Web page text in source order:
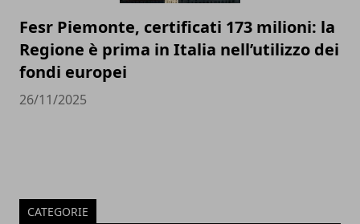
Fesr Piemonte, certificati 173 milioni: la
Regione è prima in Italia nell’utilizzo dei
fondi europei
26/11/2025
CATEGORIE